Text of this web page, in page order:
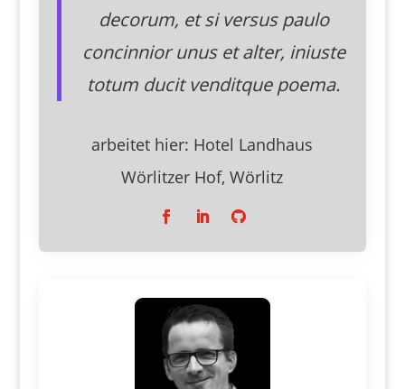
decorum, et si versus paulo
concinnior unus et alter, iniuste
totum ducit venditque poema.
arbeitet hier: Hotel Landhaus
Wörlitzer Hof, Wörlitz